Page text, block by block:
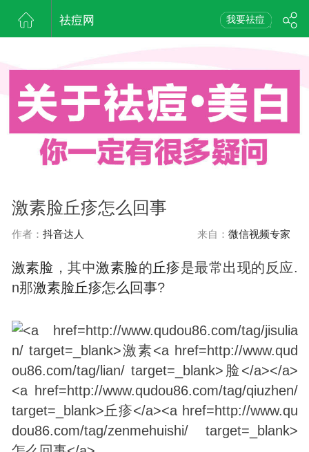
祛痘网 我要祛痘
激素脸丘疹怎么回事
作者： 抖音达人 来自： 微信视频专家
激素脸 ，其中激素脸的丘疹是最常出现的反应.
n那激素脸丘疹怎么回事?